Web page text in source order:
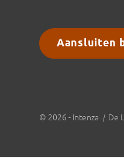
Aansluiten
© 2026 - Intenza |De